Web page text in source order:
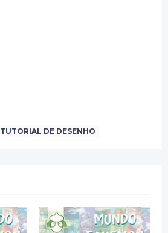
TUTORIAL DE DESENHO